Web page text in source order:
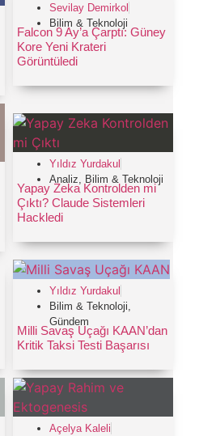
Sevilay Demirkol
Bilim & Teknoloji
Falcon 9 Ay’a Çarptı: Güney
Kore Yeni Krateri
Görüntüledi
Yıldız Yurdakul
Analiz
Bilim & Teknoloji
Yapay Zeka Kontrolden mi
Çıktı? Claude Sistemleri
Hackledi
Yıldız Yurdakul
Bilim & Teknoloji
Gündem
Milli Savaş Uçağı KAAN’dan
Kritik Taksi Testi Başarısı
Açelya Kaleli